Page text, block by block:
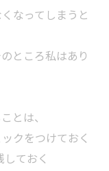
なってしまうと
ところ私はあり
とは、
クをつけておく
ておく